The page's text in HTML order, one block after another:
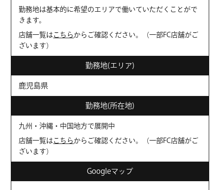
勤務地は基本的に希望のエリアで働いていただくことがで
きます。
店舗一覧は こちら からご確認ください。（一部FC店舗がご
ざいます）
勤務地(エリア)
鹿児島県
勤務地(所在地)
九州・沖縄・中国地方で展開中
店舗一覧は こちら からご確認ください。（一部FC店舗がご
ざいます）
Googleマップ